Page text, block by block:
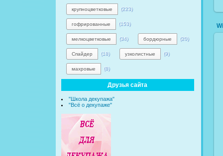
крупноцветковые (223)
гофрированные (153)
мелкоцветковые (34) бордюрные (20)
Спайдер (18) узколистные (9)
махровые (8)
Друзья сайта
"Школа декупажа"
"Всё о декупаже"